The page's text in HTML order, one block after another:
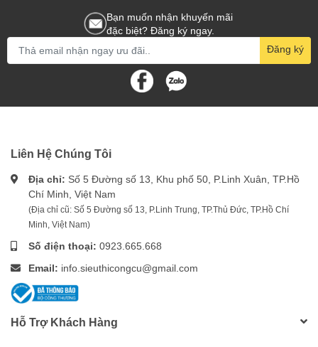
Bạn muốn nhận khuyến mãi
đặc biệt? Đăng ký ngay.
Đăng ký
Liên Hệ Chúng Tôi
Địa chỉ: Số 5 Đường số 13, Khu phố 50, P.Linh Xuân, TP.Hồ
Chí Minh, Việt Nam
(Địa chỉ cũ: Số 5 Đường số 13, P.Linh Trung, TP.Thủ Đức, TP.Hồ Chí
Minh, Việt Nam)
Số điện thoại: 0923.665.668
Email: info.sieuthicongcu@gmail.com
Hỗ Trợ Khách Hàng